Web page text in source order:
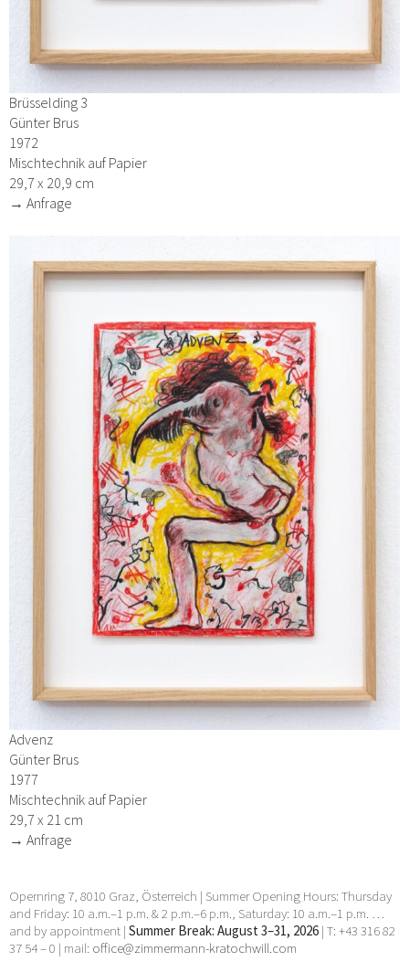
Brüsselding 3
Günter Brus
1972
Mischtechnik auf Papier
29,7 x 20,9 cm
→ Anfrage
Advenz
Günter Brus
1977
Mischtechnik auf Papier
29,7 x 21 cm
→ Anfrage
Opernring 7, 8010 Graz, Österreich | Summer Opening Hours: Thursday
and Friday: 10 a.m.–1 p.m. & 2 p.m.–6 p.m., Saturday: 10 a.m.–1 p.m. …
and by appointment | Summer Break: August 3–31, 2026 | T: +43 316 82
37 54 – 0 | mail: office@zimmermann-kratochwill.com